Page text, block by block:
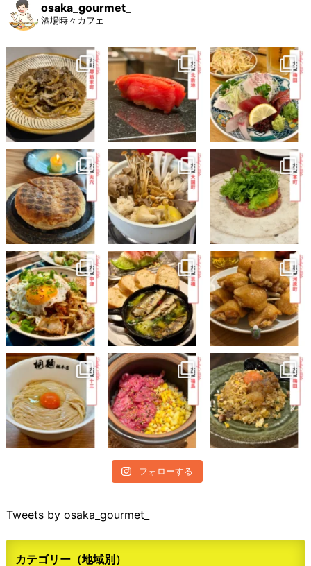
osaka_gourmet_
酒場時々カフェ
フォローする
Tweets by osaka_gourmet_
カテゴリー（地域別）